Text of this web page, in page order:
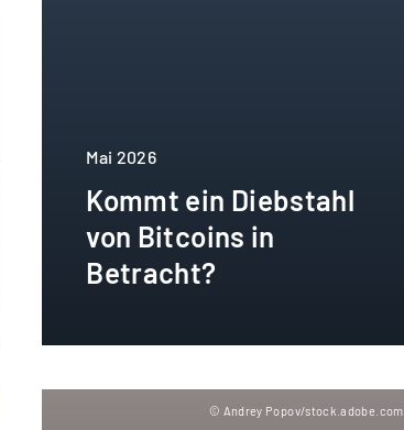
Mai 2026
Kommt ein Diebstahl
von Bitcoins in
Betracht?
© Andrey Popov/stock.adobe.com